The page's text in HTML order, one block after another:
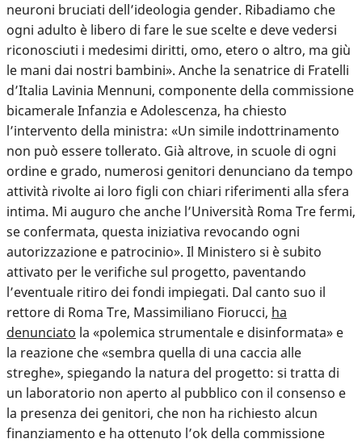
neuroni bruciati dell’ideologia gender. Ribadiamo che
ogni adulto è libero di fare le sue scelte e deve vedersi
riconosciuti i medesimi diritti, omo, etero o altro, ma giù
le mani dai nostri bambini». Anche la senatrice di Fratelli
d’Italia Lavinia Mennuni, componente della commissione
bicamerale Infanzia e Adolescenza, ha chiesto
l’intervento della ministra: «Un simile indottrinamento
non può essere tollerato. Già altrove, in scuole di ogni
ordine e grado, numerosi genitori denunciano da tempo
attività rivolte ai loro figli con chiari riferimenti alla sfera
intima. Mi auguro che anche l’Università Roma Tre fermi,
se confermata, questa iniziativa revocando ogni
autorizzazione e patrocinio». Il Ministero si è subito
attivato per le verifiche sul progetto, paventando
l’eventuale ritiro dei fondi impiegati. Dal canto suo il
rettore di Roma Tre, Massimiliano Fiorucci, ha
denunciato la «polemica strumentale e disinformata» e
la reazione che «sembra quella di una caccia alle
streghe», spiegando la natura del progetto: si tratta di
un laboratorio non aperto al pubblico con il consenso e
la presenza dei genitori, che non ha richiesto alcun
finanziamento e ha ottenuto l’ok della commissione